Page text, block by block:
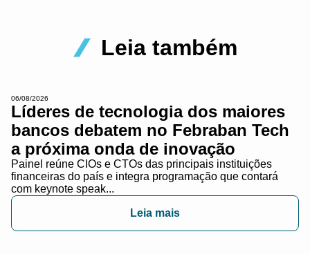
Leia também
06/08/2026
Líderes de tecnologia dos maiores
bancos debatem no Febraban Tech
a próxima onda de inovação
Painel reúne CIOs e CTOs das principais instituições
financeiras do país e integra programação que contará
com keynote speak...
Leia mais